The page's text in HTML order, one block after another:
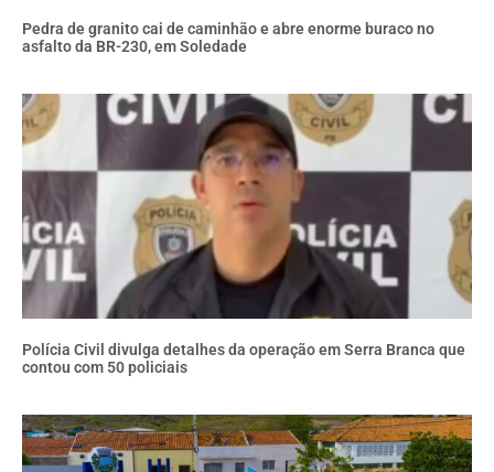
Pedra de granito cai de caminhão e abre enorme buraco no
asfalto da BR-230, em Soledade
Polícia Civil divulga detalhes da operação em Serra Branca que
contou com 50 policiais